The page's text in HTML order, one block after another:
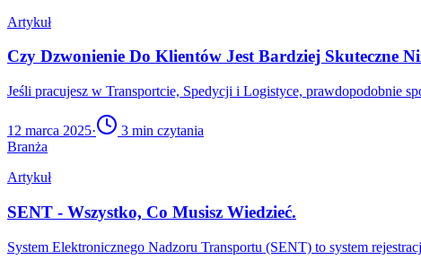
Artykuł
Czy Dzwonienie Do Klientów Jest Bardziej Skuteczne
Jeśli pracujesz w Transportcie, Spedycji i Logistyce, prawdopodobnie
12 marca 2025· 3 min czytania
Branża
Artykuł
SENT - Wszystko, Co Musisz Wiedzieć.
System Elektronicznego Nadzoru Transportu (SENT) to system